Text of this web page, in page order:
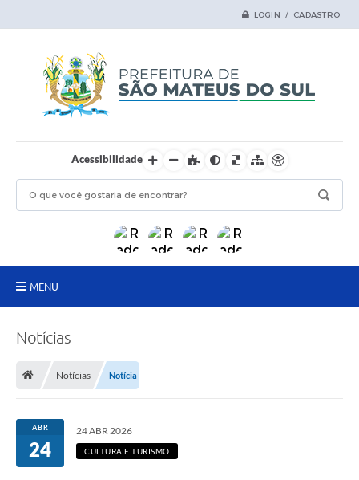
LOGIN / CADASTRO
Acessibilidade
MENU
Transparência
Secretarias
Notícias
Notícias Notícia
ABR
24
24 ABR 2026
CULTURA E TURISMO